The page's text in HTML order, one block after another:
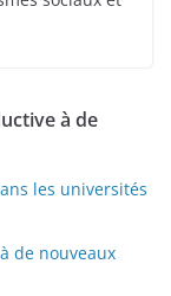
à de
les universités
de nouveaux